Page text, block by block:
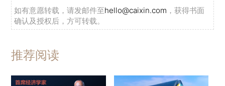
如有意愿转载，请发邮件至hello@caixin.com ，获得书面
确认及授权后，方可转载。
推荐阅读